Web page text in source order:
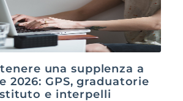
una supplenza a
2026: GPS, graduatorie
e interpelli